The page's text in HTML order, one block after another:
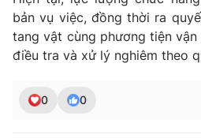
Ðiện thoại Thời báo VTV:
024.66
Email:
toasoan@vtv.vn
Liên hệ quảng cáo: 024-7300.7108
bản vụ việc, đồng thời ra
tang vật cùng phương tiện
điều tra và xử lý nghiêm theo
0 0